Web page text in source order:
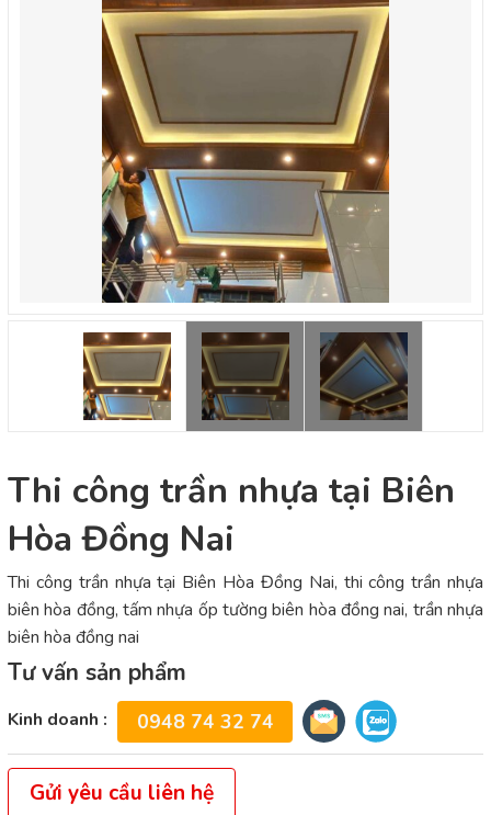
Thi công trần nhựa tại Biên
Hòa Đồng Nai
Thi công trần nhựa tại Biên Hòa Đồng Nai, thi công trần nhựa
biên hòa đồng, tấm nhựa ốp tường biên hòa đồng nai, trần nhựa
biên hòa đồng nai
Tư vấn sản phẩm
Kinh doanh : 0948 74 32 74
Gửi yêu cầu liên hệ